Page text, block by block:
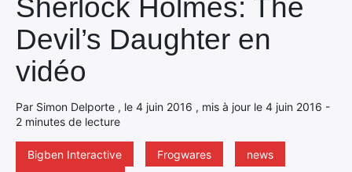
Sherlock Holmes: The
Devil’s Daughter en
vidéo
Par Simon Delporte , le 4 juin 2016 , mis à jour le 4 juin 2016 -
2 minutes de lecture
Bigben Interactive Frogwares
news